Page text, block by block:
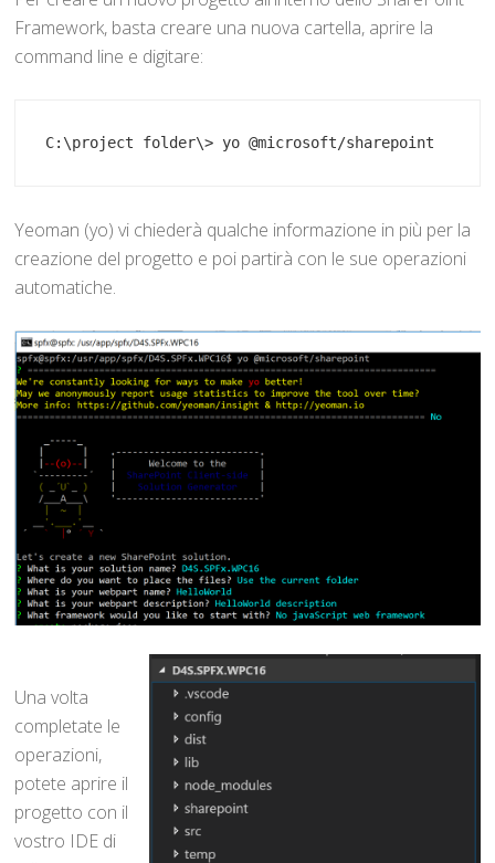
Framework, basta creare una nuova cartella, aprire la
command line e digitare:
C:\project folder\> yo @microsoft/sharepoint
Yeoman (yo) vi chiederà qualche informazione in più per la
creazione del progetto e poi partirà con le sue operazioni
automatiche.
Una volta
completate le
operazioni,
potete aprire il
progetto con il
vostro IDE di